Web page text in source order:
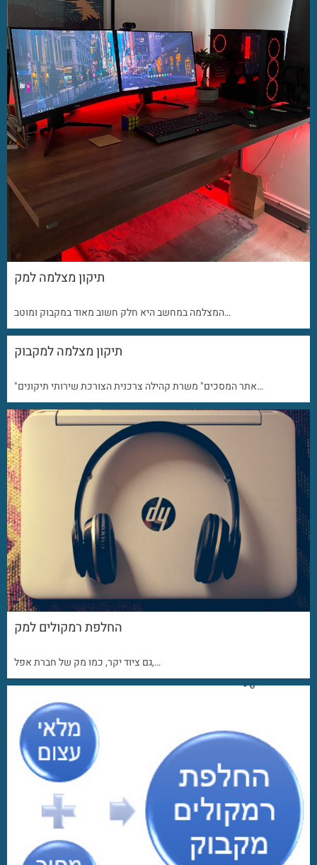
תיקון מצלמה למק
המצלמה במחשב היא חלק חשוב מאוד במקבוק ומוטב…
תיקון מצלמה למקבוק
"אתר המסכים" משרת קהילה צרכנית הצורכת שירותי תיקונים…
החלפת רמקולים למק
גם ציוד יקר, כמו מק של חברת אפל,…